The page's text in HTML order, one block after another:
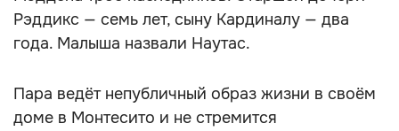
Рэддикс — семь лет, сыну Кардиналу — два
года. Малыша назвали Наутас.
Пара ведёт непубличный образ жизни в своём
доме в Монтесито и не стремится